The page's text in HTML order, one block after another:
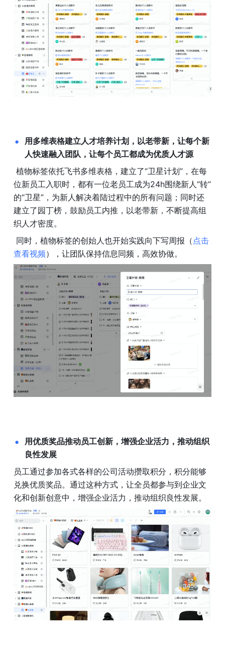
用多维表格建立人才培养计划，以老带新，让每个新
人快速融入团队，让每个员工都成为优质人才源
位新员工入职时，都有一位老员工成为24h围绕新人“转”
的“卫星”，为新人解决着陆过程中的所有问题；同时还
建立了园丁榜，鼓励员工内推，以老带新，不断提高组
织人才密度。
同时，植物标签的创始人也开始实践向下写周报（ 点击
查看视频），让团队保持信息同频，高效协做。
用优质奖品推动员工创新，增强企业活力，推动组织
良性发展
员工通过参加各式各样的公司活动攒取积分，积分能够
兑换优质奖品。通过这种方式，让全员都参与到企业文
化和创新创意中，增强企业活力，推动组织良性发展。